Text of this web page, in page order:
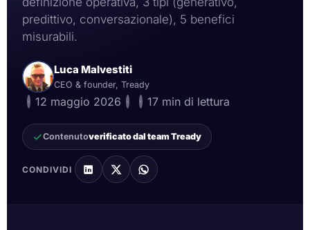
predittivo, conversazionale), 5 benefici
misurabili.
Luca Malvestiti
CEO & founder, Tready
· 12 maggio 2026 · · 17 min di lettura
Contenutoverificato dal team Tready
CONDIVIDI
Intelligenza Artificiale per automatizzare processi